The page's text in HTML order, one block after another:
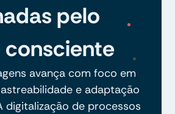
pelo
avança com foco em
e adaptação
digitalização de processos